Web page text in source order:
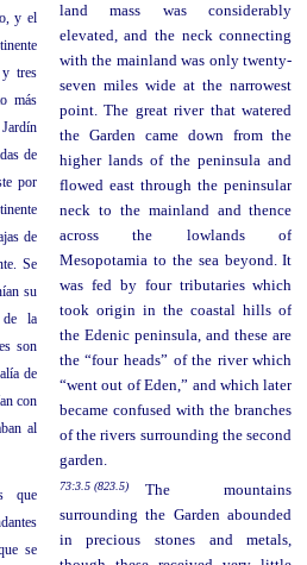
y el
y tres
más
de
por
de
Se
su
de la
son
de
con
al
land mass was considerably
elevated, and the neck connecting
with the mainland was only twenty-
seven miles wide at the narrowest
point. The great river that watered
the Garden came down from the
higher lands of the peninsula and
flowed east through the peninsular
neck to the mainland and thence
across the lowlands of
Mesopotamia to the sea beyond. It
was fed by four tributaries which
took origin in the coastal hills of
the Edenic peninsula, and these are
the “four heads” of the river which
“went out of Eden,” and which later
became confused with the branches
of the rivers surrounding the second
garden.
que
se
73:3.5 (823.5)
The mountains
surrounding the Garden abounded
in precious stones and metals,